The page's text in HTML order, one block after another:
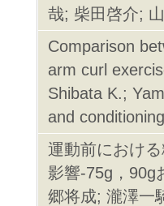
哉; 柴田啓介;
Comparison
arm curl
Shibata K.;
and
運動前におけ
影響-75g，90g
郷将成; 瀧澤一